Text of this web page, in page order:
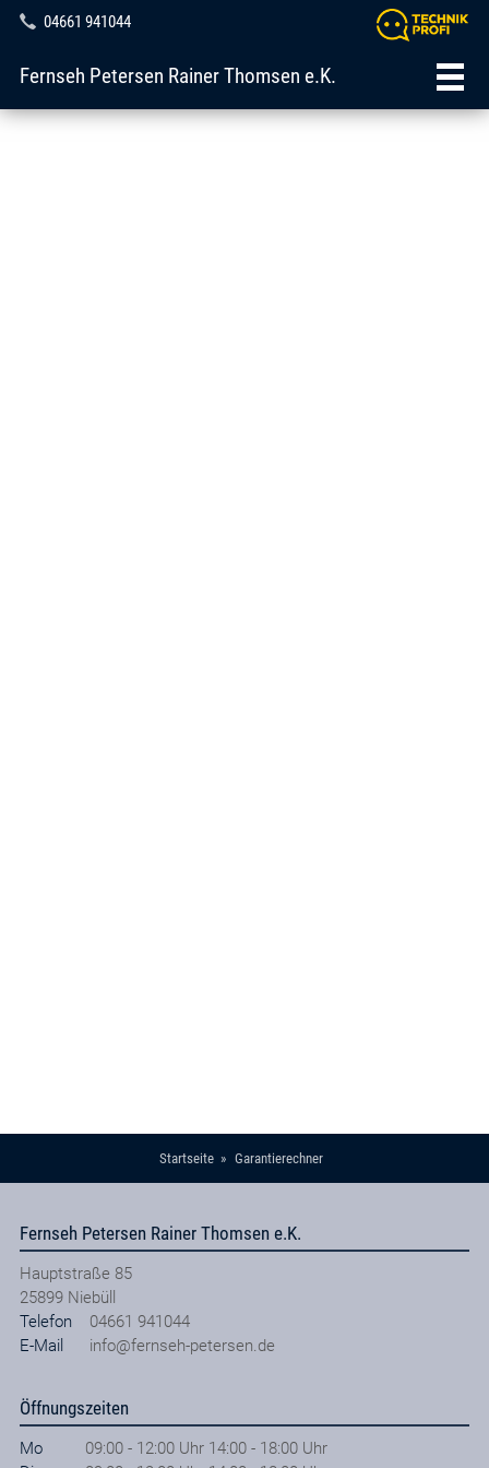
04661 941044
Fernseh Petersen Rainer Thomsen e.K.
Startseite Garantierechner
Fernseh Petersen Rainer Thomsen e.K.
Hauptstraße 85
25899 Niebüll
Telefon
04661 941044
E-Mail
info@fernseh-petersen.de
Öffnungszeiten
Mo
09:00 - 12:00 Uhr 14:00 - 18:00 Uhr